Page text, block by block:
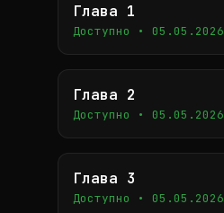
Глава 1
Доступно • 05.05.2026
Глава 2
Доступно • 05.05.2026
Глава 3
Доступно • 05.05.2026